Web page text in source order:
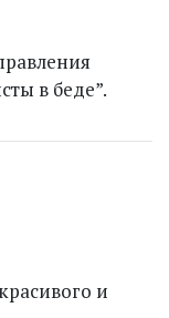
в беде”.
и